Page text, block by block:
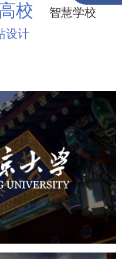
校 智慧学校
设计
学
建设
高校网站建设
育网站建设